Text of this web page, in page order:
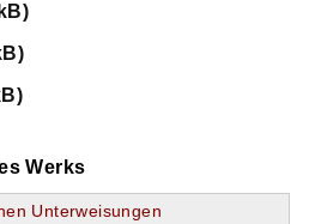
Werks
Unterweisungen